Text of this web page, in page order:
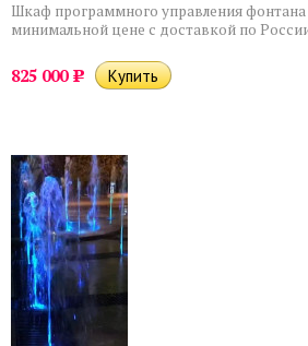
Шкаф программного управления фонтана
минимальной цене с доставкой по
825 000 Р